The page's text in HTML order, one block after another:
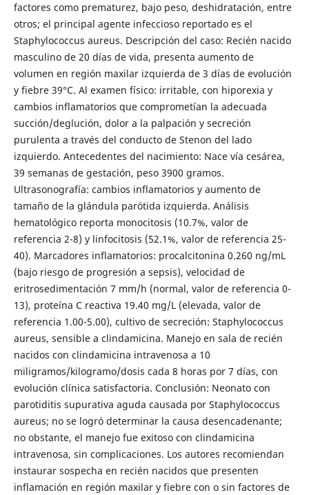
factores como prematurez, bajo peso, deshidratación, entre
otros; el principal agente infeccioso reportado es el
Staphylococcus aureus. Descripción del caso: Recién nacido
masculino de 20 días de vida, presenta aumento de
volumen en región maxilar izquierda de 3 días de evolución
y fiebre 39°C. Al examen físico: irritable, con hiporexia y
cambios inflamatorios que comprometían la adecuada
succión/deglución, dolor a la palpación y secreción
purulenta a través del conducto de Stenon del lado
izquierdo. Antecedentes del nacimiento: Nace vía cesárea,
39 semanas de gestación, peso 3900 gramos.
Ultrasonografía: cambios inflamatorios y aumento de
tamaño de la glándula parótida izquierda. Análisis
hematológico reporta monocitosis (10.7%, valor de
referencia 2-8) y linfocitosis (52.1%, valor de referencia 25-
40). Marcadores inflamatorios: procalcitonina 0.260 ng/mL
(bajo riesgo de progresión a sepsis), velocidad de
eritrosedimentación 7 mm/h (normal, valor de referencia 0-
13), proteína C reactiva 19.40 mg/L (elevada, valor de
referencia 1.00-5.00), cultivo de secreción: Staphylococcus
aureus, sensible a clindamicina. Manejo en sala de recién
nacidos con clindamicina intravenosa a 10
miligramos/kilogramo/dosis cada 8 horas por 7 días, con
evolución clínica satisfactoria. Conclusión: Neonato con
parotiditis supurativa aguda causada por Staphylococcus
aureus; no se logró determinar la causa desencadenante;
no obstante, el manejo fue exitoso con clindamicina
intravenosa, sin complicaciones. Los autores recomiendan
instaurar sospecha en recién nacidos que presenten
inflamación en región maxilar y fiebre con o sin factores de